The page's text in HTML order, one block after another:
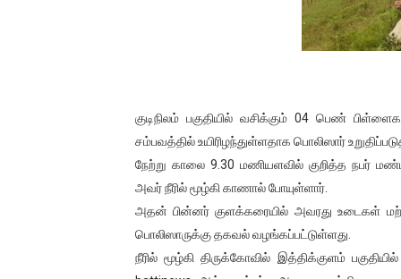
வடிவேலுவுக்கு நீதிமன்றம்
ஐ.நா முன்றலில் சீரற்ற
இளையராஜா – கமல் அவசர
ஜனாதிபதி ஐக்கிய நாடுகளின்
32 CM விநோத கன்றுக்குட்டி!
வலிமை தான் அஜித்
குடிநிலம் பகுதியில் வசிக்கும் 04 பெண்
சம்பவத்தில் உயிரிழந்துள்ளதாக பொலிஸார்
நேற்று காலை 9.30 மணியளவில் குறித்த நபர்
அவர் நீரில் மூழ்கி காணால் போயுள்ளார்.
அதன் பின்னர் குளக்கரையில் அவரது உடைகள்
பொலிஸாருக்கு தகவல் வழங்கப்பட்டுள்ளது.
நீரில் மூழ்கி திருக்கோவில் இத்திக்குளம்